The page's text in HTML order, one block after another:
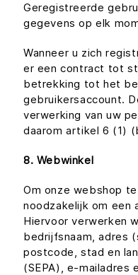
Geregistreerde
gegevens op elk
Wanneer u zich
er een contract tot
betrekking tot het
gebruikersaccount.
verwerking van uw
daarom artikel 6 (1)
8. Webwinkel
Om onze webshop
noodzakelijk om een
Hiervoor verwerken
bedrijfsnaam, adres
postcode, stad en
(SEPA), e-mailadres